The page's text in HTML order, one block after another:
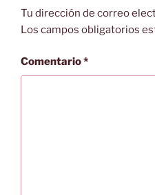
Tu dirección de correo
Los campos obligatorios
Comentario*